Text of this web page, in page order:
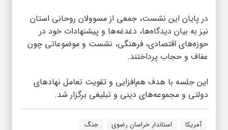
در پایان این نشست، جمعی از مسوولان روحانی استان
نیز به بیان دیدگاه‌ها، دغدغه‌ها و پیشنهادات خود در
حوزه‌های اقتصادی، فرهنگی، نشست و موضوعاتی چون
عفاف و حجاب پرداختند.
این جلسه با هدف هم‌افزایی و تقویت تعامل نهادهای
دولتی و مجموعه‌های دینی و تبلیغی برگزار شد.
آمریکا استاندار خراسان رضوی جنگ